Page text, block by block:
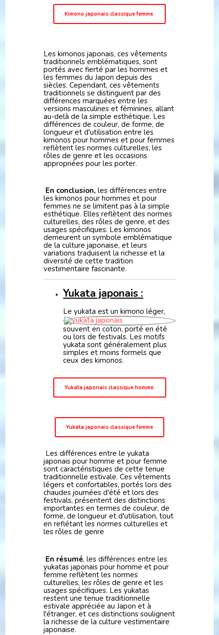
Kimono japonais classique femme
Les kimonos japonais, ces vêtements
traditionnels emblématiques, sont
portés avec fierté par les hommes et
les femmes du Japon depuis des
siècles. Cependant, ces vêtements
traditionnels se distinguent par des
différences marquées entre les
versions masculines et féminines, allant
au-delà de la simple esthétique. Les
différences de couleur, de forme, de
longueur et d'utilisation entre les
kimonos pour hommes et pour femmes
reflètent les normes culturelles, les
rôles de genre et les occasions
appropriées pour les porter.
En conclusion, les différences entre
les kimonos pour hommes et pour
femmes ne se limitent pas à la simple
esthétique. Elles reflètent des normes
culturelles, des rôles de genre, et des
usages spécifiques. Les kimonos
demeurent un symbole emblématique
de la culture japonaise, et leurs
variations traduisent la richesse et la
diversité de cette tradition
vestimentaire fascinante.
Yukata japonais :
Le yukata est un kimono léger,
souvent en coton, porté en été
ou lors de festivals. Les motifs
yukata sont généralement plus
simples et moins formels que
ceux des kimonos.
Yukata japonais classique homme
Yukata japonais classique femme
Les différences entre le yukata
japonais pour homme et pour femme
sont caractéristiques de cette tenue
traditionnelle estivale. Ces vêtements
légers et confortables, portés lors des
chaudes journées d'été et lors des
festivals, présentent des distinctions
importantes en termes de couleur, de
forme, de longueur et d'utilisation, tout
en reflétant les normes culturelles et
les rôles de genre
En résumé, les différences entre les
yukatas japonais pour homme et pour
femme reflètent les normes
culturelles, les rôles de genre et les
usages spécifiques. Les yukatas
restent une tenue traditionnelle
estivale appréciée au Japon et à
l'étranger, et ces distinctions soulignent
la richesse de la culture vestimentaire
japonaise.